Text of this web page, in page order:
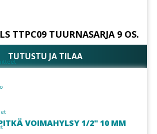
TTPC09 TUURNASARJA 9 OS.
TUTUSTU JA TILAA